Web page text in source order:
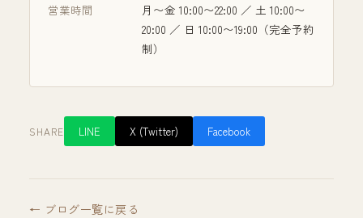
営業時間
月〜金 10:00〜22:00 ／ 土 10:00〜
20:00 ／ 日 10:00〜19:00 （完全予約
制）
SHARE LINE X (Twitter) Facebook
← ブログ一覧に戻る